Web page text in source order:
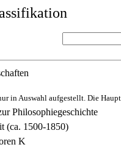
in Auswahl aufgestellt. Die
Philosophiegeschichte
(ca. 1500-1850)
K